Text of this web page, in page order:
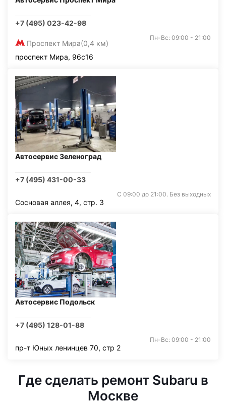
+7 (495) 023-42-98
Проспект Мира(0,4 км)
Пн-Вс: 09:00 - 21:00
проспект Мира, 96с16
Автосервис Зеленоград
+7 (495) 431-00-33
С 09:00 до 21:00. Без выходных
Сосновая аллея, 4, стр. 3
Автосервис Подольск
+7 (495) 128-01-88
Пн-Вс: 09:00 - 21:00
пр-т Юных ленинцев 70, стр 2
Где сделать ремонт Subaru в
Москве